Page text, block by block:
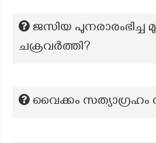
ജസിയ പുനരാരംഭിച്ച
ചക്രവർത്തി?
വൈക്കം സത്യാഗ്രഹം